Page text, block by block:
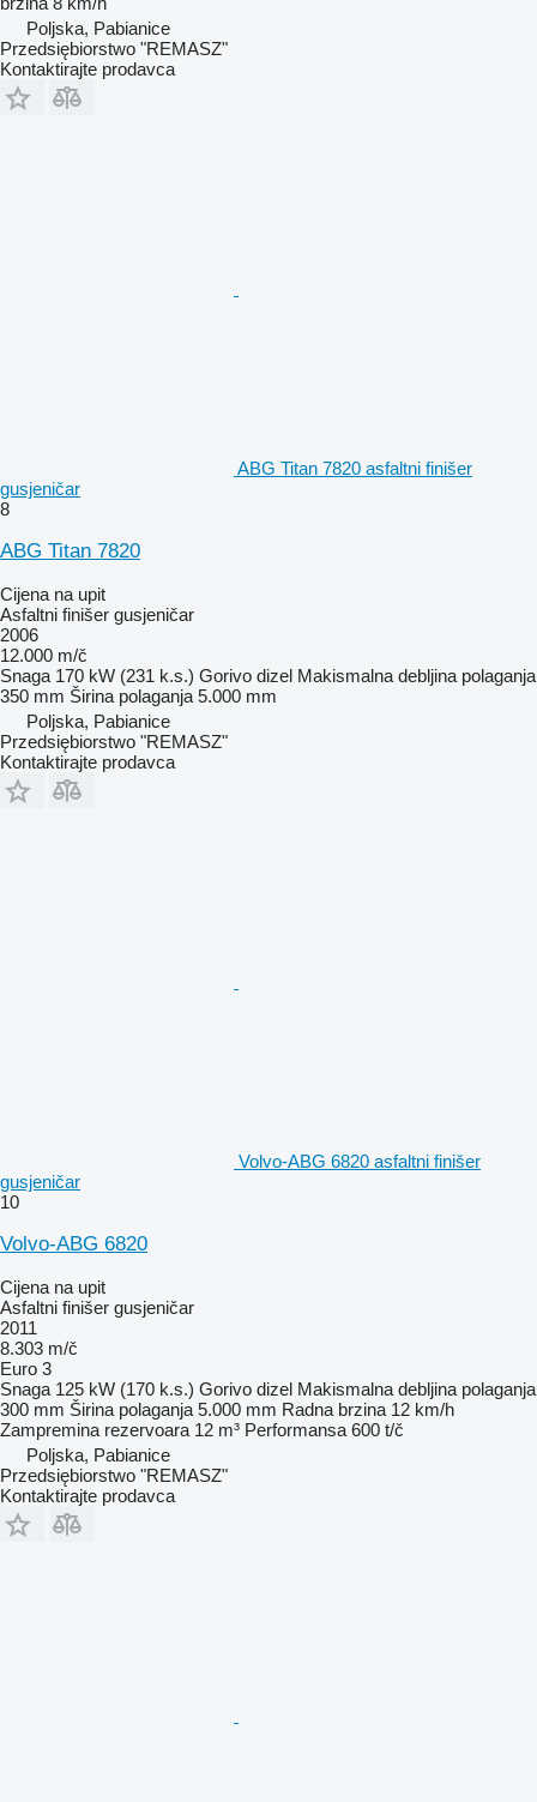
Poljska, Pabianice
Przedsiębiorstwo "REMASZ"
Kontaktirajte prodavca
ABG Titan 7820 asfaltni finišer
gusjeničar
8
ABG Titan 7820
Cijena na upit
Asfaltni finišer gusjeničar
2006
12.000 m/č
Snaga 170 kW (231 k.s.) Gorivo dizel Makismalna debljina polaganja
350 mm Širina polaganja 5.000 mm
Poljska, Pabianice
Przedsiębiorstwo "REMASZ"
Kontaktirajte prodavca
Volvo-ABG 6820 asfaltni finišer
gusjeničar
10
Volvo-ABG 6820
Cijena na upit
Asfaltni finišer gusjeničar
2011
8.303 m/č
Euro 3
Snaga 125 kW (170 k.s.) Gorivo dizel Makismalna debljina polaganja
300 mm Širina polaganja 5.000 mm Radna brzina 12 km/h
Zampremina rezervoara 12 m³ Performansa 600 t/č
Poljska, Pabianice
Przedsiębiorstwo "REMASZ"
Kontaktirajte prodavca